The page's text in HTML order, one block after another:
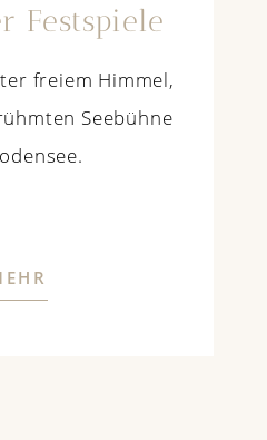
Festspiele
freiem Himmel,
Seebühne